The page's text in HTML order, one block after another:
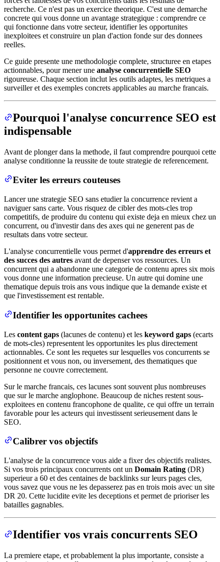
recherche. Ce n'est pas un exercice theorique. C'est une demarche
concrete qui vous donne un avantage strategique : comprendre ce
qui fonctionne dans votre secteur, identifier les opportunites
inexploitees et construire un plan d'action fonde sur des donnees
reelles.
Ce guide presente une methodologie complete, structuree en etapes
actionnables, pour mener une analyse concurrentielle SEO
rigoureuse. Chaque section inclut les outils adaptes, les metriques a
surveiller et des exemples concrets applicables au marche francais.
Pourquoi l'analyse concurrence SEO est
indispensable
Avant de plonger dans la methode, il faut comprendre pourquoi cette
analyse conditionne la reussite de toute strategie de referencement.
Eviter les erreurs couteuses
Lancer une strategie SEO sans etudier la concurrence revient a
naviguer sans carte. Vous risquez de cibler des mots-cles trop
competitifs, de produire du contenu qui existe deja en mieux chez un
concurrent, ou d'investir dans des axes qui ne generent pas de
resultats dans votre secteur.
L'analyse concurrentielle vous permet d'apprendre des erreurs et
des succes des autres avant de depenser vos ressources. Un
concurrent qui a abandonne une categorie de contenu apres six mois
vous donne une information precieuse. Un autre qui domine une
thematique depuis trois ans vous indique que la demande existe et
que l'investissement est rentable.
Identifier les opportunites cachees
Les content gaps (lacunes de contenu) et les keyword gaps (ecarts
de mots-cles) representent les opportunites les plus directement
actionnables. Ce sont les requetes sur lesquelles vos concurrents se
positionnent et vous non, ou inversement, des thematiques que
personne ne couvre correctement.
Sur le marche francais, ces lacunes sont souvent plus nombreuses
que sur le marche anglophone. Beaucoup de niches restent sous-
exploitees en contenu francophone de qualite, ce qui offre un terrain
favorable pour les acteurs qui investissent serieusement dans le
SEO.
Calibrer vos objectifs
L'analyse de la concurrence vous aide a fixer des objectifs realistes.
Si vos trois principaux concurrents ont un Domain Rating (DR)
superieur a 60 et des centaines de backlinks sur leurs pages cles,
vous savez que vous ne les depasserez pas en trois mois avec un site
DR 20. Cette lucidite evite les deceptions et permet de prioriser les
batailles gagnables.
Identifier vos vrais concurrents SEO
La premiere etape, et probablement la plus importante, consiste a